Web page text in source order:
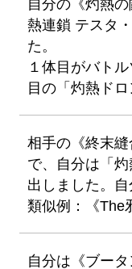
自分の《灼熱
熱連鎖 テスタ
た。
１体目がバト
目の「灼熱ド
相手の《終末
で、自分は「
出しました。
類似例：《The
自分は《ブー